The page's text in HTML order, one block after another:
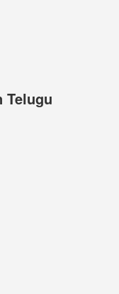
Telugu